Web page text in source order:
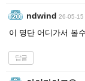
ndwind 26-05-15
이 명단 어디가서 볼
답글